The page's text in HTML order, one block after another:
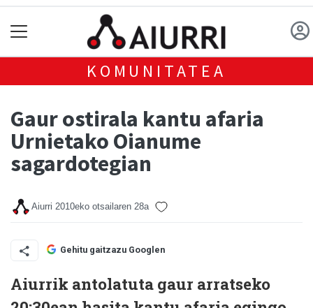
KOMUNITATEA
Gaur ostirala kantu afaria
Urnietako Oianume
sagardotegian
Aiurri 2010eko otsailaren 28a
Gehitu gaitzazu Googlen
Aiurrik antolatuta gaur arratseko